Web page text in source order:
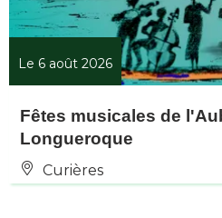
Le 6 août 2026
Fêtes musicales de
Longueroque
Curières